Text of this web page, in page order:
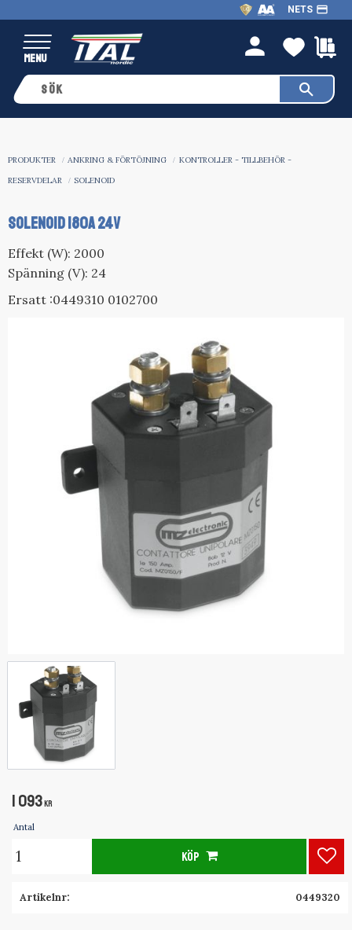
Meny
NETS payment
person
PRODUKTER ANKRING & FÖRTÖJNING
KONTROLLER - TILLBEHÖR -
RESERVDELAR
SOLENOID
SOLENOID 180A 24V
Effekt (W): 2000
Spänning (V): 24
Ersatt :0449310 0102700
1 093KR
Antal
KÖP
Artikelnr 0449320